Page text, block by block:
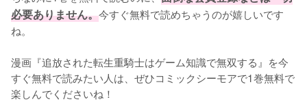
必要ありません。今すぐ無料で読めちゃうのが嬉しいです
ね。
漫画『追放された転生重騎士はゲーム知識で無双する』を今
すぐ無料で読みたい人は、ぜひコミックシーモアで1巻無料で
楽しんでくださいね！